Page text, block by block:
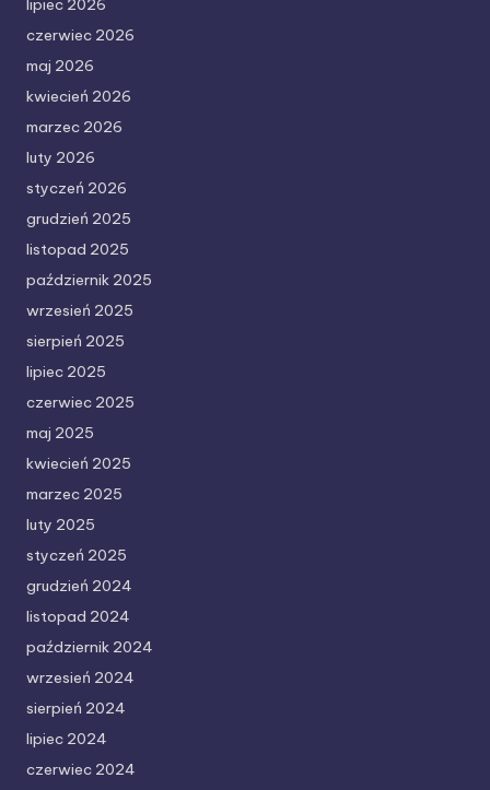
lipiec 2026
czerwiec 2026
maj 2026
kwiecień 2026
marzec 2026
luty 2026
styczeń 2026
grudzień 2025
listopad 2025
październik 2025
wrzesień 2025
sierpień 2025
lipiec 2025
czerwiec 2025
maj 2025
kwiecień 2025
marzec 2025
luty 2025
styczeń 2025
grudzień 2024
listopad 2024
październik 2024
wrzesień 2024
sierpień 2024
lipiec 2024
czerwiec 2024